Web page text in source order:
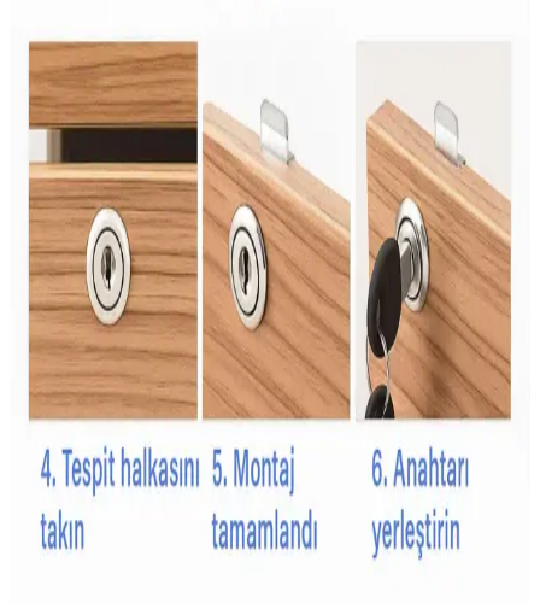
Şans Şekeri Nedir ve Kutlamalarda Renkli ve Tatlı
Bir Gelenek Olarak Önemi
Şans şekeri, renkli ve aromatik yapısıyla kutlamalarda popüler olan
geleneksel bir tatlıdır. Çocuklar ve gençler arasında sevilen bu şeker,
kültürel semboller ve eğlence unsuru olarak öne çıkar.
Çişe Alıştırma Külodu: Çocuklar İçin Güvenli ve
Konforlu Tuvalet Eğitimi Aracı
Çişe alıştırma külodu, çocukların bağımsızlık ve hijyen kazanmasına
yardımcı olan su geçirmez ve emici özellikleriyle tuvalet eğitiminde
önemli bir araçtır.
Bebekler İçin Güvenli ve Kullanışlı Emzik Zinciri
Seçim Rehberi
Bebeklerin hijyen ve güvenliği için uygun emzik zinciri seçimi
önemlidir. Güvenlik, malzeme kalitesi ve kullanım kolaylığı gibi
faktörler dikkate alınmalı, bebeğin yaşam kalitesini artıracak ürünler
tercih edilmelidir.